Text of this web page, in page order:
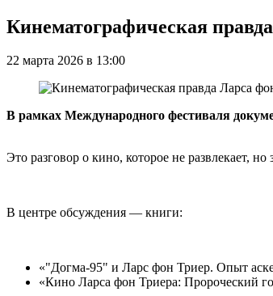
Кинематографическая
22 марта 2026 в 13:00
В рамках Международного фестиваля
Это разговор о кино, которое не развлекает, но
В центре обсуждения — книги:
«"Догма-95" и Ларс фон Триер. Опыт
«Кино Ларса фон Триера: Пророческий